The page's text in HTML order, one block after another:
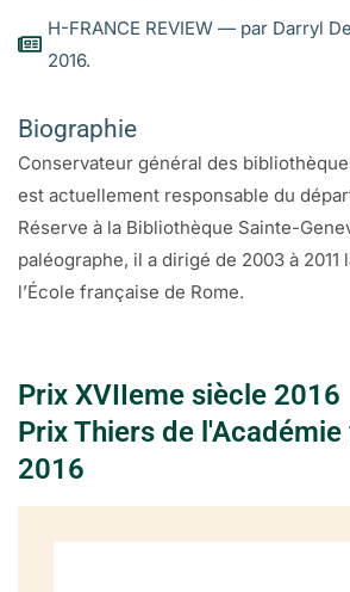
Parents, oncles et tantes du
La guerre civile à Paris (1588-1594)
Chapitre 2 : Jeunesse, éducation et
1633)
Chapitre 3 : Quarante ans au pouvoir
Gouverner sous Richelieu (1633-
L’expédition de Normandie (1639-
La crise de 1643
Les années de Fronde
H-FRANCE REVIEW — par Darryl
2016.
Biographie
Conservateur général des
est actuellement responsable du
Réserve à la Bibliothèque Sainte-
paléographe, il a dirigé de 2003 à 2011
l’École française de Rome.
Prix XVIIeme siècle 2016
Prix Thiers de
2016